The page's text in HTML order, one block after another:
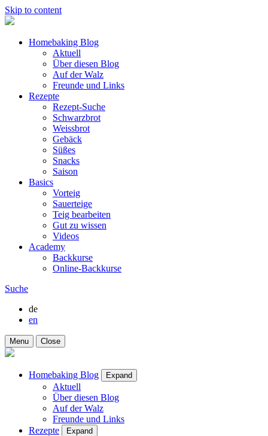
Skip to content
Homebaking Blog
Aktuell
Über diesen Blog
Auf der Walz
Freunde und Links
Rezepte
Rezept-Suche
Schwarzbrot
Weissbrot
Gebäck
Süßes
Snacks
Saison
Basics
Vorteig
Sauerteige
Teig bearbeiten
Gut zu wissen
Videos
Academy
Backkurse
Online-Backkurse
Suche
de
en
Menu Close
Homebaking Blog Expand
Aktuell
Über diesen Blog
Auf der Walz
Freunde und Links
Rezepte
Expand